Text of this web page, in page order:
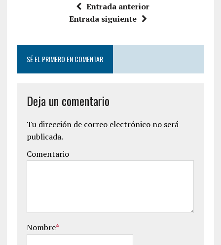
Entrada anterior
Entrada siguiente
SÉ EL PRIMERO EN COMENTAR
Deja un comentario
Tu dirección de correo electrónico no será
publicada.
Comentario
Nombre*